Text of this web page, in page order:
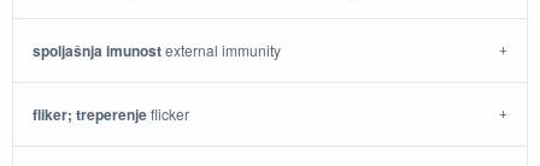
spoljašnja imunostexternal immunity
fliker; treperenjeflicker